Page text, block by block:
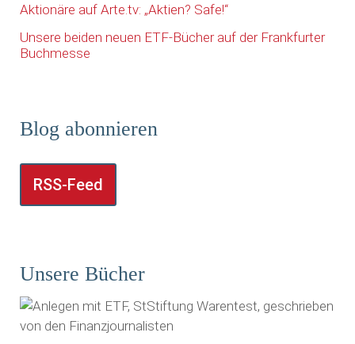
Aktionäre auf Arte.tv: „Aktien? Safe!“
Unsere beiden neuen ETF-Bücher auf der Frankfurter
Buchmesse
Blog abonnieren
RSS-Feed
Unsere Bücher